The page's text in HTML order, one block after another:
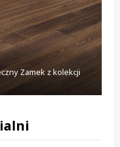
Zamek z kolekcji